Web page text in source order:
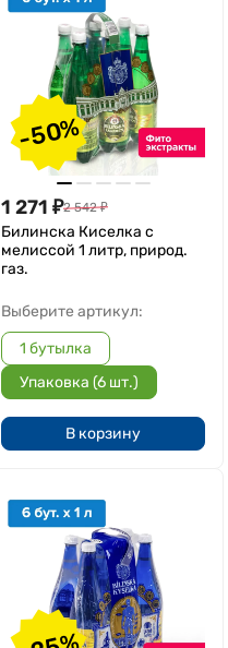
-50%
1 271 ₽2 542 ₽
Билинска Киселка с
мелиссой 1 литр, природ.
газ.
Выберите артикул:
1 бутылка
Упаковка (6 шт.)
В корзину